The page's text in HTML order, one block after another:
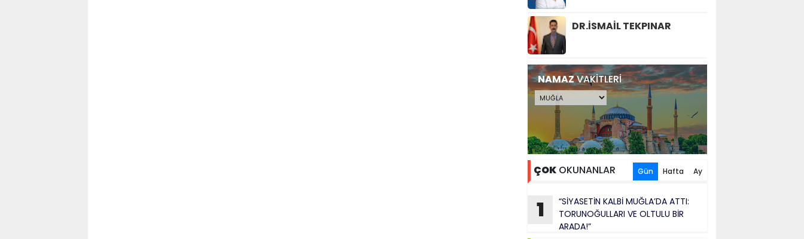
DR.İSMAİL TEKPINAR
NAMAZVAKİTLERİ
ÇOK OKUNANLAR Gün Hafta Ay
1
“SİYASETİN KALBİ MUĞLA’DA ATTI:
TORUNOĞULLARI VE OLTULU BİR
ARADA!”